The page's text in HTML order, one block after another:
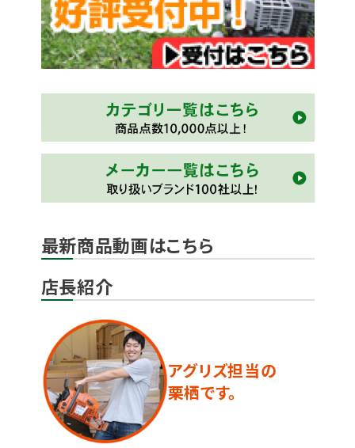
最新商品動画はこちら
店長紹介
アグリズ担当の
栗栖です。